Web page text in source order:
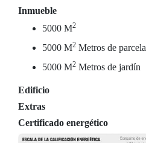
Inmueble
5000 M2
5000 M2 Metros de parcela
5000 M2 Metros de jardín
Edificio
Extras
Certificado energético